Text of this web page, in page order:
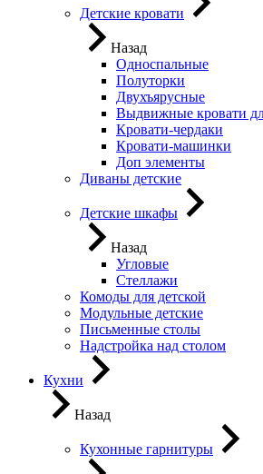
Детские кровати
Назад
Односпальные
Полуторки
Двухъярусные
Выдвижные кровати
Кровати-чердаки
Кровати-машинки
Доп элементы
Диваны детские
Детские шкафы
Назад
Угловые
Стеллажи
Комоды для детской
Модульные детские
Письменные столы
Надстройка над столом
Кухни
Назад
Кухонные гарнитуры